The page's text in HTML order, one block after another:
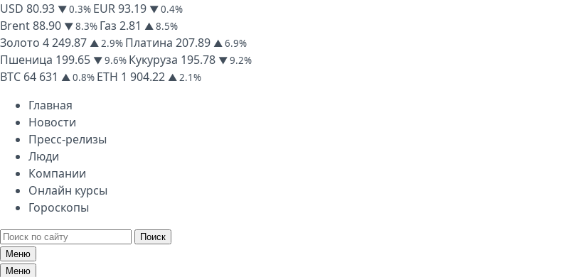
USD 80.93 ▼ 0.3% EUR93.19 ▼ 0.4%
Brent88.90 ▼ 8.3% Газ 2.81 ▲ 8.5%
Золото 4 249.87 ▲ 2.9% Платина 207.89 ▲ 6.9%
Пшеница 199.65 ▼ 9.6% Кукуруза 195.78 ▼ 9.2%
BTC 64 631 ▲ 0.8% ETH 1 904.22 ▲ 2.1%
Главная
Новости
Пресс-релизы
Люди
Компании
Онлайн курсы
Гороскопы
Поиск
Меню
Меню